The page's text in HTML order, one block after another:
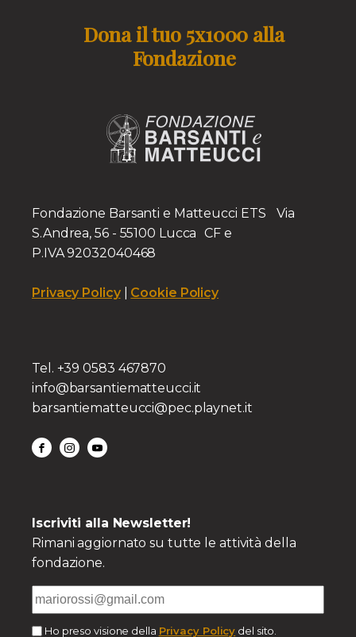
Dona il tuo 5x1000 alla
Fondazione
Fondazione Barsanti e Matteucci ETS Via
S.Andrea, 56 - 55100 Lucca CF e
P.IVA 92032040468
Privacy Policy| Cookie Policy
Tel. +39 0583 467870
info@barsantiematteucci.it
barsantiematteucci@pec.playnet.it
Iscriviti alla Newsletter!
Rimani aggiornato su tutte le attività della
fondazione.
Ho preso visione della Privacy Policy del sito.